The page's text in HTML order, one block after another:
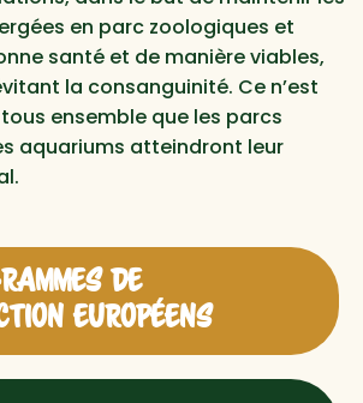
DE
EUROPÉENS
en parc zoologiques et
santé et de manière viables,
la consanguinité. Ce n’est
ensemble que les parcs
aquariums atteindront leur